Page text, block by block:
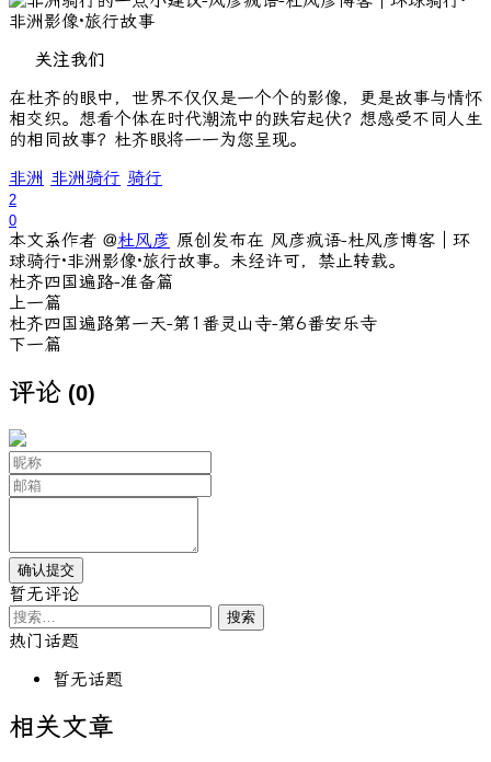
关注我们
在杜齐的眼中，世界不仅仅是一个个的影像，更是故事与情怀
相交织。想看个体在时代潮流中的跌宕起伏？想感受不同人生
的相同故事？杜齐眼将一一为您呈现。
非洲 非洲骑行 骑行
2
0
本文系作者 @杜风彦 原创发布在 风彦疯语-杜风彦博客｜环
球骑行·非洲影像·旅行故事。未经许可，禁止转载。
杜齐四国遍路-准备篇
上一篇
杜齐四国遍路第一天-第1番灵山寺-第6番安乐寺
下一篇
评论 (0)
暂无评论
搜
索：
热门话题
暂无话题
相关文章